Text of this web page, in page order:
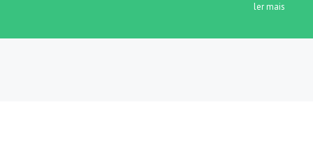
ler mais